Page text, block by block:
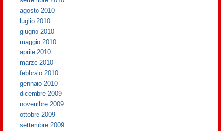
agosto 2010
luglio 2010
giugno 2010
maggio 2010
aprile 2010
marzo 2010
febbraio 2010
gennaio 2010
dicembre 2009
novembre 2009
ottobre 2009
settembre 2009